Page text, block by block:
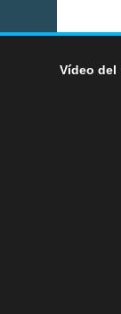
Vídeo del